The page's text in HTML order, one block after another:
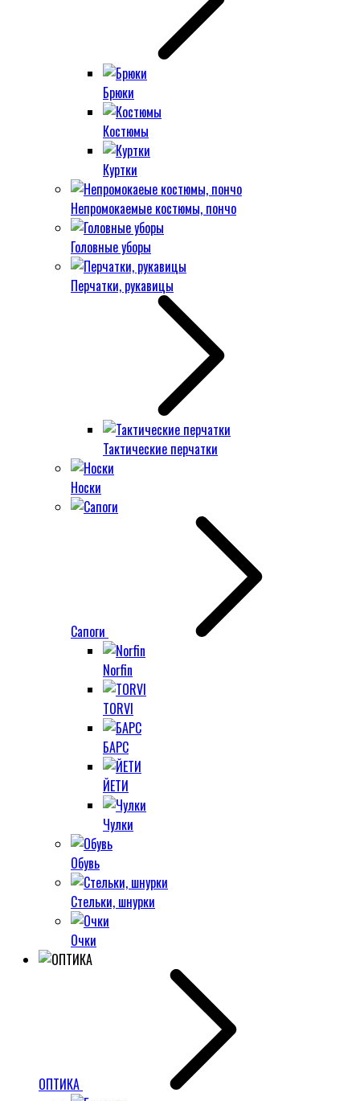
Брюки
Костюмы
Куртки
Непромокаемые костюмы, пончо
Головные уборы
Перчатки, рукавицы
Тактические перчатки
Носки
Сапоги
Norfin
TORVI
БАРС
ЙЕТИ
Чулки
Обувь
Стельки, шнурки
Очки
ОПТИКА